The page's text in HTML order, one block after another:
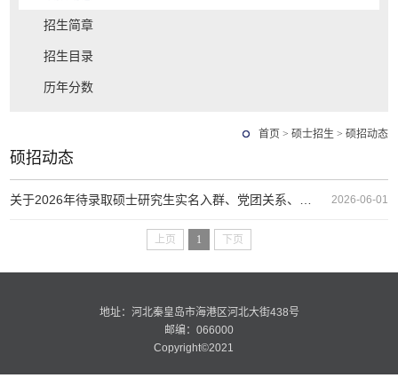
招生简章
招生目录
历年分数
首页 > 硕士招生 > 硕招动态
硕招动态
2026-06-01
上页 1 下页
地址：河北秦皇岛市海港区河北大街438号
邮编：066000
Copyright©2021